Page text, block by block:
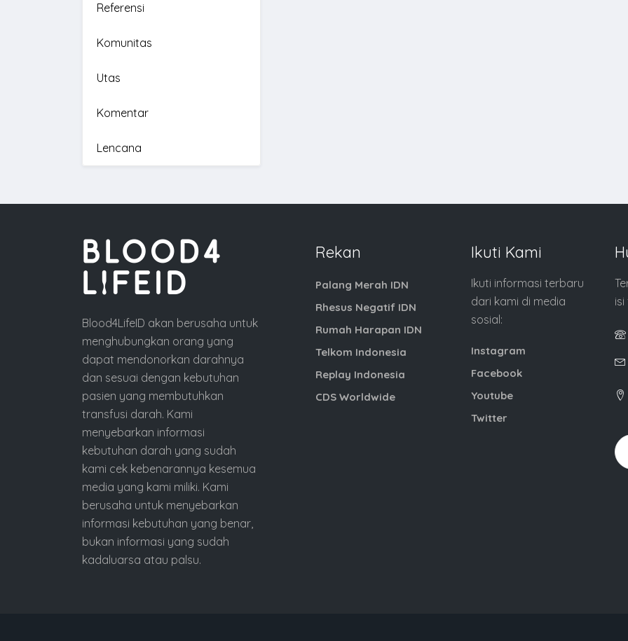
Referensi
Komunitas
Utas
Komentar
Lencana
Blood4LifeID akan berusaha untuk
menghubungkan orang yang
dapat mendonorkan darahnya
dan sesuai dengan kebutuhan
pasien yang membutuhkan
transfusi darah. Kami
menyebarkan informasi
kebutuhan darah yang sudah
kami cek kebenarannya kesemua
media yang kami miliki. Kami
berusaha untuk menyebarkan
informasi kebutuhan yang benar,
bukan informasi yang sudah
kadaluarsa atau palsu.
Rekan
Palang Merah IDN
Rhesus Negatif IDN
Rumah Harapan IDN
Telkom Indonesia
Replay Indonesia
CDS Worldwide
Ikuti Kami
Ikuti informasi terbaru
dari kami di media
sosial:
Instagram
Facebook
Youtube
Twitter